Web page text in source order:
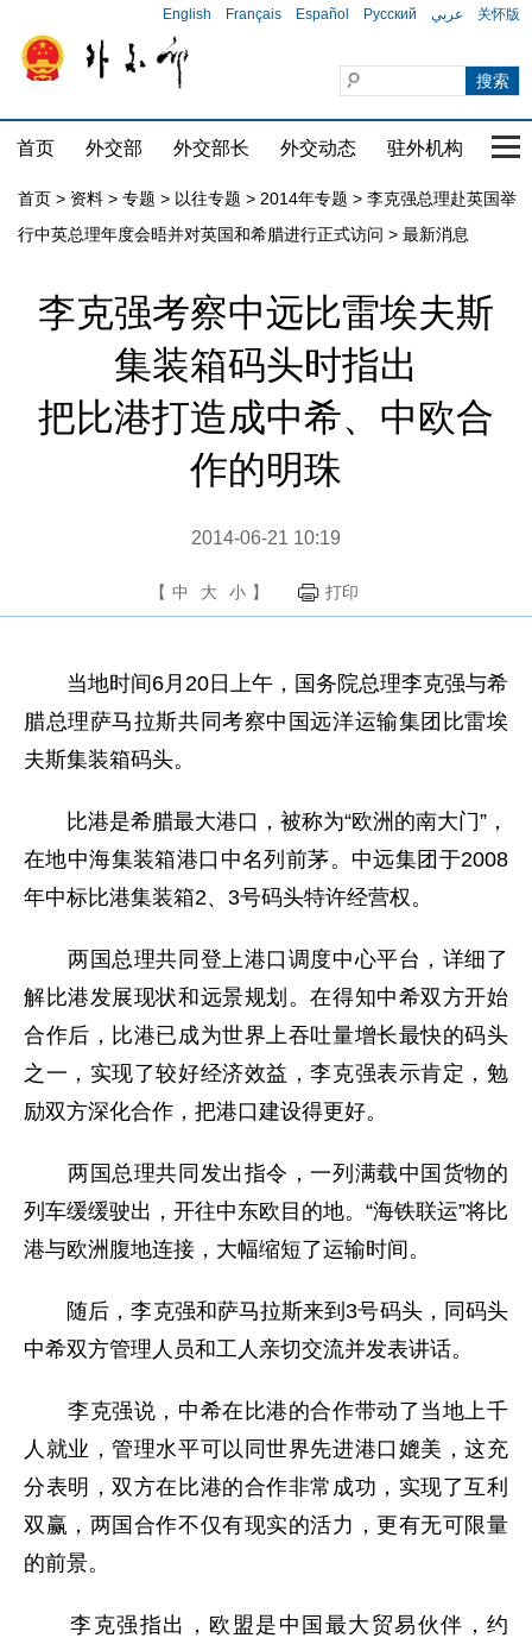
English Français Español Русский عربي 关怀版
首页 外交部 外交部长 外交动态 驻外机构 国
首页 > 资料 > 专题 > 以往专题 > 2014年专题 > 李克强总理赴英国举
行中英总理年度会晤并对英国和希腊进行正式访问 > 最新消息
李克强考察中远比雷埃夫斯
集装箱码头时指出
把比港打造成中希、中欧合
作的明珠
2014-06-21 10:19
【 中 大 小 】 打印
当地时间6月20日上午，国务院总理李克强与希
腊总理萨马拉斯共同考察中国远洋运输集团比雷埃
夫斯集装箱码头。
比港是希腊最大港口，被称为“欧洲的南大门”，
在地中海集装箱港口中名列前茅。中远集团于2008
年中标比港集装箱2、3号码头特许经营权。
两国总理共同登上港口调度中心平台，详细了
解比港发展现状和远景规划。在得知中希双方开始
合作后，比港已成为世界上吞吐量增长最快的码头
之一，实现了较好经济效益，李克强表示肯定，勉
励双方深化合作，把港口建设得更好。
两国总理共同发出指令，一列满载中国货物的
列车缓缓驶出，开往中东欧目的地。“海铁联运”将比
港与欧洲腹地连接，大幅缩短了运输时间。
随后，李克强和萨马拉斯来到3号码头，同码头
中希双方管理人员和工人亲切交流并发表讲话。
李克强说，中希在比港的合作带动了当地上千
人就业，管理水平可以同世界先进港口媲美，这充
分表明，双方在比港的合作非常成功，实现了互利
双赢，两国合作不仅有现实的活力，更有无可限量
的前景。
李克强指出，欧盟是中国最大贸易伙伴，约